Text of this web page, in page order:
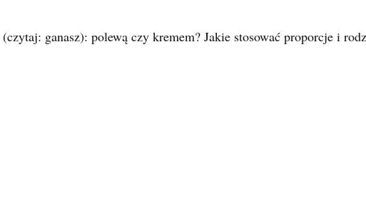
ganasz): polewą czy kremem? Jakie stosować proporcje i